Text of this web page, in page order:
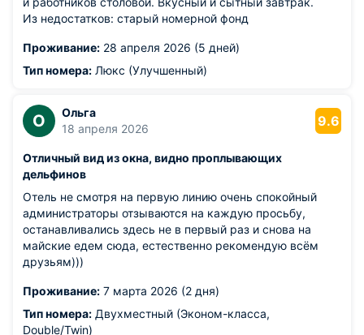
Из недостатков: старый номерной фонд
Проживание: 28 апреля 2026 (5 дней)
Тип номера: Люкс (Улучшенный)
О
Ольга
18 апреля 2026
9.6
Отличный вид из окна, видно проплывающих
дельфинов
Отель не смотря на первую линию очень спокойный
администраторы отзываются на каждую просьбу,
останавливались здесь не в первый раз и снова на
майские едем сюда, естественно рекомендую всём
друзьям)))
Проживание: 7 марта 2026 (2 дня)
Тип номера: Двухместный (Эконом-класса,
Double/Twin)